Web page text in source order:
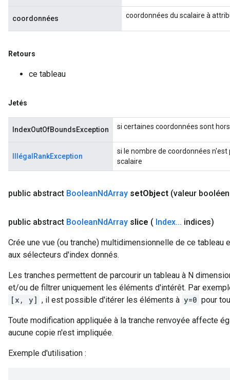
coordonnées coordonnées du scalaire à
Retours
ce tableau
Jetés
IndexOutOfBoundsException si certaines coordonnées sont
IllégalRankException
si le nombre de coordonnées
scalaire
public abstract BooleanNdArray setObject (valeur
public abstract BooleanNdArray slice ( Index... indices)
Crée une vue (ou tranche) multidimensionnelle de ce tableau
aux sélecteurs d'index donnés.
Les tranches permettent de parcourir un tableau à N
et/ou de filtrer uniquement les éléments d'intérêt. Par
[x, y]
, il est possible d'itérer les éléments à y=0 pour
Toute modification appliquée à la tranche renvoyée affecte
aucune copie n'est impliquée.
Exemple d'utilisation :